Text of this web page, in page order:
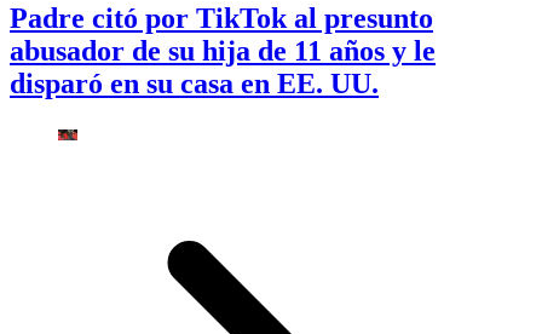
Padre citó por TikTok al presunto
abusador de su hija de 11 años y le
disparó en su casa en EE. UU.